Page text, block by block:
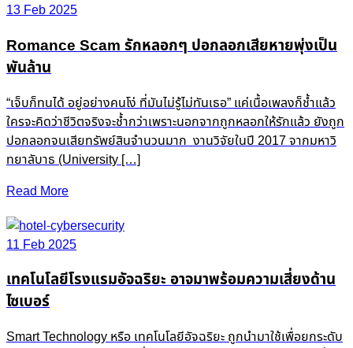
13 Feb 2025
Romance Scam รักหลอกๆ ปอกลอกเสียหายพุ่งเป็น
พันล้าน
“เจ็บก็ทนได้ อยู่อย่างคนโง่ ที่มันไม่รู้ไม่ทันเธอ” แค่เนื้อเพลงก็ช้ำแล้ว
ใครจะคิดว่าชีวิตจริงจะช้ำกว่าเพราะนอกจากถูกหลอกให้รักแล้ว ยังถูก
ปอกลอกจนเสียทรัพย์สินจำนวนมาก งานวิจัยในปี 2017 จากมหาวิ
ทยาลับาธ (University […]
Read More
11 Feb 2025
เทคโนโลยีโรงแรมอัจฉริยะ อาจมาพร้อมความเสี่ยงด้าน
ไซเบอร์
Smart Technology หรือ เทคโนโลยีอัจฉริยะ ถูกนำมาใช้เพื่อยกระดับ